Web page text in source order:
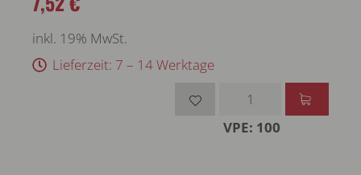
inkl. 19% MwSt.
Lieferzeit: 7 – 14 Werktage
VPE: 100